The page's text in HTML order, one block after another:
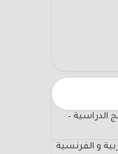
الدراسية –
و الفرنسية